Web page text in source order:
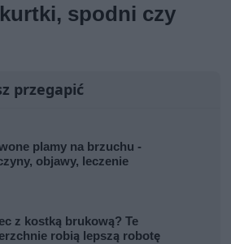
spodni czy
przegapić
plamy na brzuchu -
objawy, leczenie
z kostką brukową? Te
robią lepszą robotę